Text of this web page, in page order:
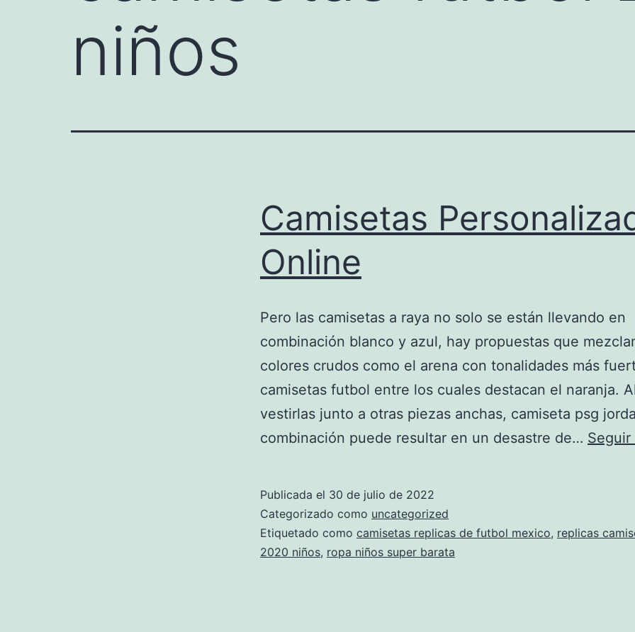
niños
Camisetas
Online
Pero las camisetas a raya no solo se están llevando en
combinación blanco y azul, hay propuestas que
colores crudos como el arena con tonalidades más
camisetas futbol entre los cuales destacan el naranja.
vestirlas junto a otras piezas anchas, camiseta psg
combinación puede resultar en un desastre de…
Publicada el 30 de julio de 2022
Categorizado como uncategorized
Etiquetado como camisetas replicas de futbol mexico, replicas
2020 niños, ropa niños super barata